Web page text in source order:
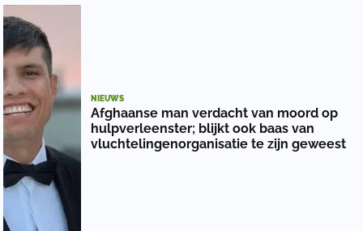
NIEUWS
Afghaanse man verdacht van moord op
hulpverleenster; blijkt ook baas van
vluchtelingenorganisatie te zijn geweest